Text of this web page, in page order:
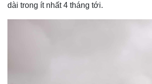
dài trong ít nhất 4 tháng tới.